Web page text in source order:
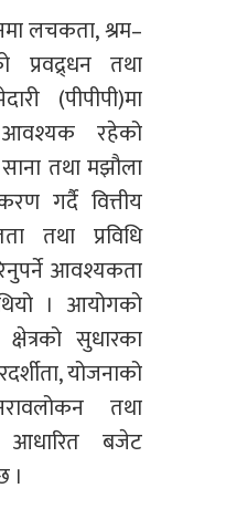
लचकता, श्रम–
प्रवद्र्धन तथा
(पीपीपी)मा
आवश्यक रहेको
तथा मझौला
गर्दै वित्तीय
तथा प्रविधि
आवश्यकता
। आयोगको
सुधारका
योजनाको
तथा
आधारित बजेट
।